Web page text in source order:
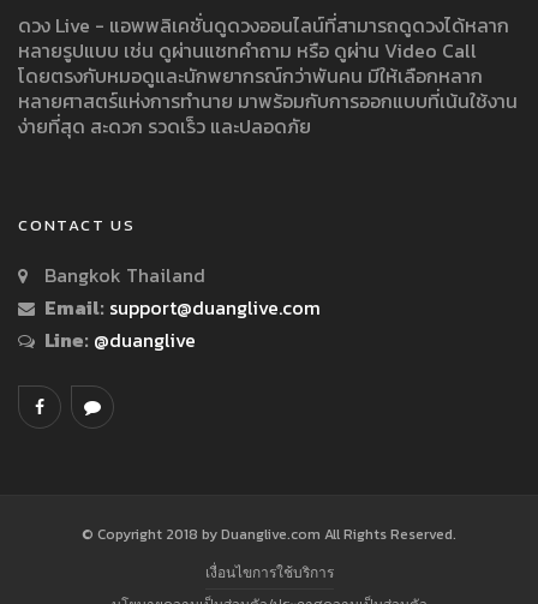
ดวง Live - แอพพลิเคชั่นดูดวงออนไลน์ที่สามารถดูดวงได้หลาก
หลายรูปแบบ เช่น ดูผ่านแชทคำถาม หรือ ดูผ่าน Video Call
โดยตรงกับหมอดูและนักพยากรณ์กว่าพันคน มีให้เลือกหลาก
หลายศาสตร์แห่งการทำนาย มาพร้อมกับการออกแบบที่เน้นใช้งาน
ง่ายที่สุด สะดวก รวดเร็ว และปลอดภัย
CONTACT US
Bangkok Thailand
Email: support@duanglive.com
Line: @duanglive
© Copyright 2018 by Duanglive.com All Rights Reserved.
เงื่อนไขการใช้บริการ